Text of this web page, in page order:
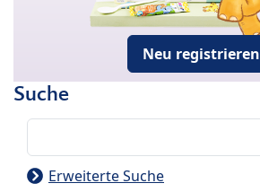
Neu registrieren
Suche
Erweiterte Suche